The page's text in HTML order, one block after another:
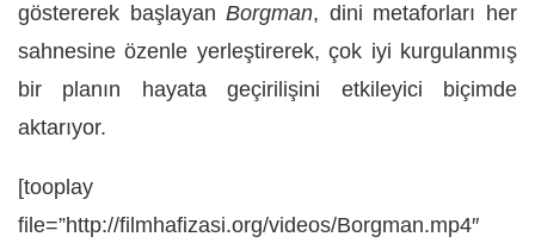
göstererek başlayanBorgman, dini metaforları her
sahnesine özenle yerleştirerek, çok iyi kurgulanmış
bir planın hayata geçirilişini etkileyici biçimde
aktarıyor.
[tooplay
file=”http://filmhafizasi.org/videos/Borgman.mp4″